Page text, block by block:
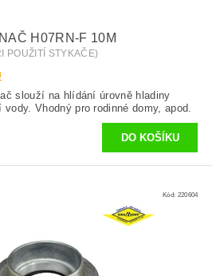
H07RN-F 10M
POUŽITÍ STYKAČE)
slouží na hlídání úrovně hladiny
Vhodný pro rodinné domy, apod.
Kód: 220604